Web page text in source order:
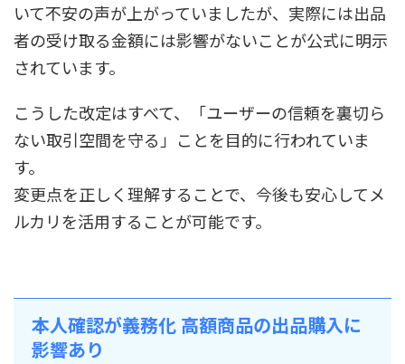
いて不安の声が上がっていましたが、実際には出品
者の受け取る金額には影響がないことが公式に明示
されています。
こうした改定はすべて、「ユーザーの信頼を裏切ら
ない取引空間を守る」ことを目的に行われていま
す。
変更点を正しく理解することで、今後も安心してメ
ルカリを活用することが可能です。
本人確認が義務化 高額商品の出品購入に
影響あり